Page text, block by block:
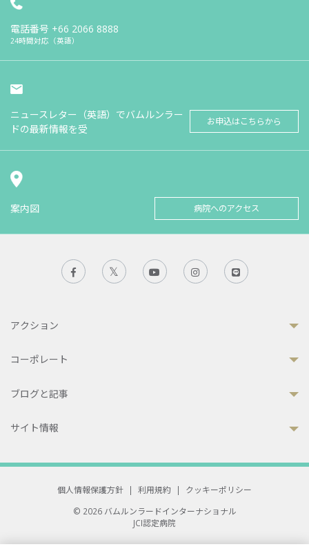
電話番号 +66 2066 8888
24時間対応（英語）
ニュースレター（英語）でバムルンラー
ドの最新情報を受
お申込はこちらから
案内図 病院へのアクセス
アクション
コーポレート
ブログと記事
サイト情報
個人情報保護方針 | 利用規約 |
クッキーポリシー
© 2026 バムルンラードインターナショナル
JCI認定病院